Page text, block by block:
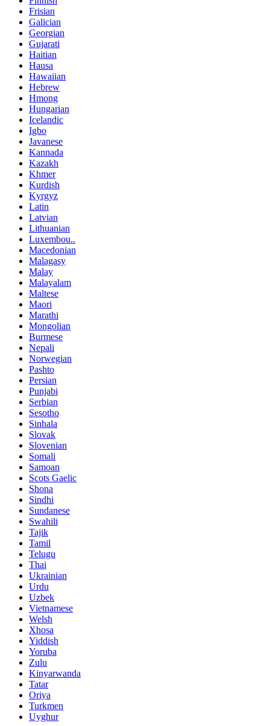
Frisian
Galician
Georgian
Gujarati
Haitian
Hausa
Hawaiian
Hebrew
Hmong
Hungarian
Icelandic
Igbo
Javanese
Kannada
Kazakh
Khmer
Kurdish
Kyrgyz
Latin
Latvian
Lithuanian
Luxembou..
Macedonian
Malagasy
Malay
Malayalam
Maltese
Maori
Marathi
Mongolian
Burmese
Nepali
Norwegian
Pashto
Persian
Punjabi
Serbian
Sesotho
Sinhala
Slovak
Slovenian
Somali
Samoan
Scots Gaelic
Shona
Sindhi
Sundanese
Swahili
Tajik
Tamil
Telugu
Thai
Ukrainian
Urdu
Uzbek
Vietnamese
Welsh
Xhosa
Yiddish
Yoruba
Zulu
Kinyarwanda
Tatar
Oriya
Turkmen
Uyghur